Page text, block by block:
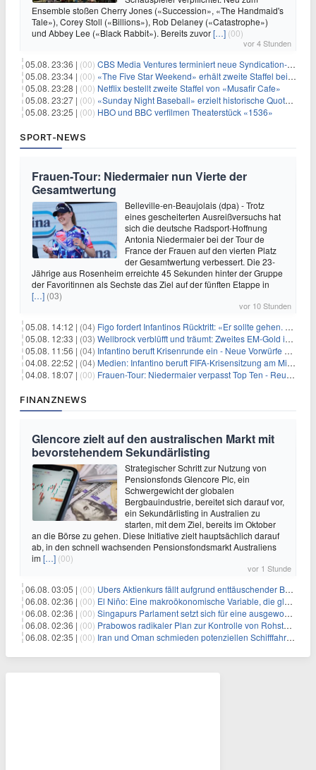
Ensemble stoßen Cherry Jones («Succession», «The Handmaid's
Tale»), Corey Stoll («Billions»), Rob Delaney («Catastrophe»)
und Abbey Lee («Black Rabbit»). Bereits zuvor[…] (00)
vor 4 Stunden
05.08. 23:36 | (00) CBS Media Ventures terminiert neue Syndication-Formate
05.08. 23:34 | (00) «The Five Star Weekend» erhält zweite Staffel bei Peacock
05.08. 23:28 | (00) Netflix bestellt zweite Staffel von «Musafir Cafe»
05.08. 23:27 | (00) «Sunday Night Baseball» erzielt historische Quotenserie für NBC
05.08. 23:25 | (00) HBO und BBC verfilmen Theaterstück «1536»
SPORT-NEWS
Frauen-Tour: Niedermaier nun Vierte der
Gesamtwertung
Belleville-en-Beaujolais (dpa) - Trotz
eines gescheiterten Ausreißversuchs hat
sich die deutsche Radsport-Hoffnung
Antonia Niedermaier bei der Tour de
France der Frauen auf den vierten Platz
der Gesamtwertung verbessert. Die 23-
Jährige aus Rosenheim erreichte 45 Sekunden hinter der Gruppe
der Favoritinnen als Sechste das Ziel auf der fünften Etappe in
[…] (03)
vor 10 Stunden
05.08. 14:12 | (04) Figo fordert Infantinos Rücktritt: «Er sollte gehen. Jetzt»
05.08. 12:33 | (03) Wellbrock verblüfft und träumt: Zweites EM-Gold in Paris
05.08. 11:56 | (04) Infantino beruft Krisenrunde ein - Neue Vorwürfe gegen FIFA
04.08. 22:52 | (04) Medien: Infantino beruft FIFA-Krisensitzung am Mittwoch ein
04.08. 18:07 | (00) Frauen-Tour: Niedermaier verpasst Top Ten - Reusser siegt
FINANZNEWS
Glencore zielt auf den australischen Markt mit
bevorstehendem Sekundärlisting
Strategischer Schritt zur Nutzung von
Pensionsfonds Glencore Plc, ein
Schwergewicht der globalen
Bergbauindustrie, bereitet sich darauf vor,
ein Sekundärlisting in Australien zu
starten, mit dem Ziel, bereits im Oktober
an die Börse zu gehen. Diese Initiative zielt hauptsächlich darauf
ab, in den schnell wachsenden Pensionsfondsmarkt Australiens
im[…] (00)
vor 1 Stunde
06.08. 03:05 | (00) Ubers Aktienkurs fällt aufgrund enttäuschender Buchungsprognose
06.08. 02:36 | (00) El Niño: Eine makroökonomische Variable, die globale Wirtschaftslandschaften umgestaltet
06.08. 02:36 | (00) Singapurs Parlament setzt sich für eine ausgewogene wirtschaftliche Zukunft ein
06.08. 02:36 | (00) Prabowos radikaler Plan zur Kontrolle von Rohstoffexporten steht vor konkurrierenden Visionen
06.08. 02:35 | (00) Iran und Oman schmieden potenziellen Schifffahrtsvertrag im Hormuskanal